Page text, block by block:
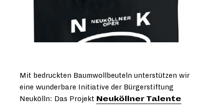
Mit bedruckten Baumwollbeuteln unterstützen wir
eine wunderbare Initiative der Bürgerstiftung
Neukölln: Das Projekt Neuköllner Talente